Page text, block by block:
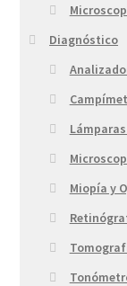
Diagnóstico
Miopía y